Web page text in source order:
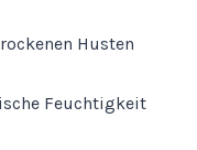
Husten
Feuchtigkeit